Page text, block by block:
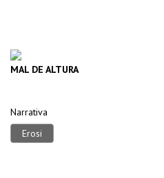
MAL DE ALTURA
Narrativa
Erosi